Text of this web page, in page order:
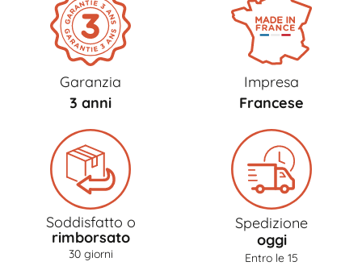
Garanzia
3 anni
Impresa
Francese
Soddisfatto o
rimborsato
30 giorni
Spedizione
oggi
Entro le 15